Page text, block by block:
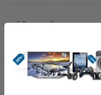
Recomandă
Comentarii